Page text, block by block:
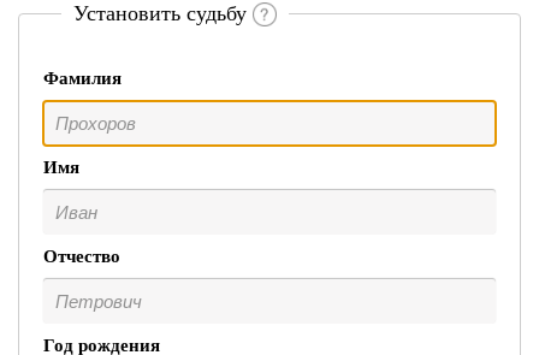
Установить судьбу
Фамилия
Имя
Отчество
Год рождения